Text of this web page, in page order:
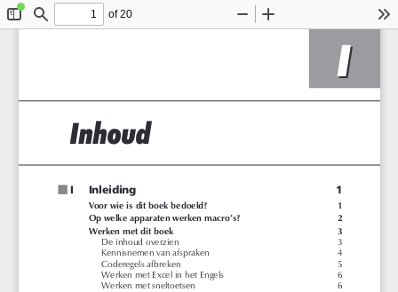
ToggleFind
of 20
Zoom
Inhoud
I Inleiding 1
Voor wie is dit boek bedoeld?
1
Op welke apparaten werken macro’s?
2
Werken met dit boek
3
De inhoud overzien
3
Kennisnemen van afspraken
4
Coderegels afbreken
5
Werken met Excel in het Engels
6
Werken met sneltoetsen
6
I
I